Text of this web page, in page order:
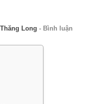
Long - Bình luận